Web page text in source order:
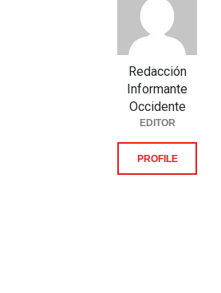
Redacción
Informante
Occidente
EDITOR
PROFILE